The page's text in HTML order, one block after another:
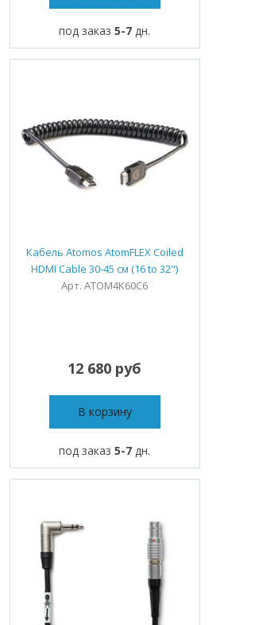
под заказ5-7 дн.
Кабель Atomos AtomFLEX Coiled
HDMI Cable 30-45 см (16 to 32")
Арт. ATOM4K60C6
12 680 руб
В корзину
под заказ5-7 дн.